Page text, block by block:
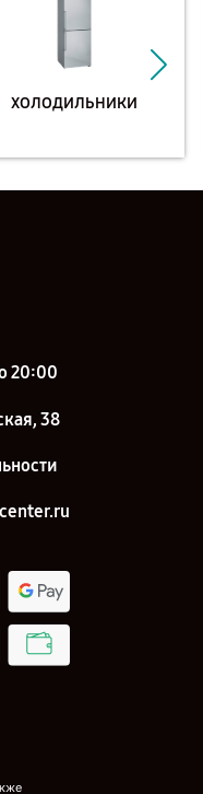
ХОЛОДИЛЬНИКИ
20:00
38